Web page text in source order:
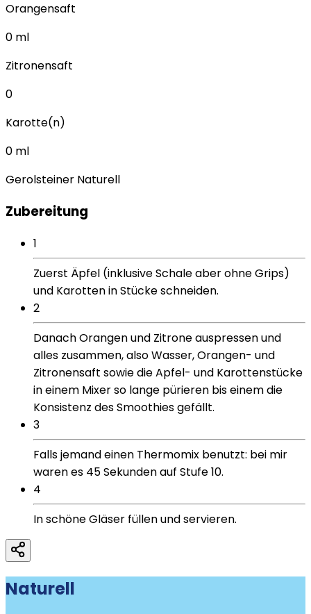
Orangensaft
0 ml
Zitronensaft
0
Karotte(n)
0 ml
Gerolsteiner Naturell
Zubereitung
1
Zuerst Äpfel (inklusive Schale aber ohne Grips)
und Karotten in Stücke schneiden.
2
Danach Orangen und Zitrone auspressen und
alles zusammen, also Wasser, Orangen- und
Zitronensaft sowie die Apfel- und Karottenstücke
in einem Mixer so lange pürieren bis einem die
Konsistenz des Smoothies gefällt.
3
Falls jemand einen Thermomix benutzt: bei mir
waren es 45 Sekunden auf Stufe 10.
4
In schöne Gläser füllen und servieren.
Naturell